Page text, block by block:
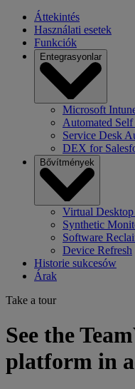
Áttekintés
Használati esetek
Funkciók
Entegrasyonlar
Microsoft
Automated
Service Desk
DEX for
Bővítmények
Virtual
Synthetic
Software
Device Refresh
Historie sukcesów
Árak
Take a tour
See the
platform in